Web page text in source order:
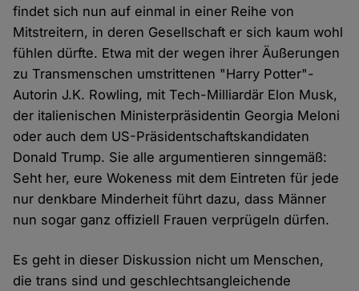
findet sich nun auf einmal in einer Reihe von
Mitstreitern, in deren Gesellschaft er sich kaum wohl
fühlen dürfte. Etwa mit der wegen ihrer Äußerungen
zu Transmenschen umstrittenen "Harry Potter"-
Autorin J.K. Rowling, mit Tech-Milliardär Elon Musk,
der italienischen Ministerpräsidentin Georgia Meloni
oder auch dem US-Präsidentschaftskandidaten
Donald Trump. Sie alle argumentieren sinngemäß:
Seht her, eure Wokeness mit dem Eintreten für jede
nur denkbare Minderheit führt dazu, dass Männer
nun sogar ganz offiziell Frauen verprügeln dürfen.
Es geht in dieser Diskussion nicht um Menschen,
die trans sind und geschlechtsangleichende